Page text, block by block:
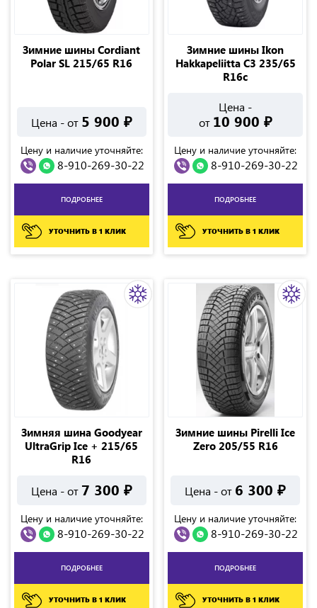
Зимние шины Cordiant
Polar SL 215/65 R16
Цена - от 5 900 ₽
Цену и наличие уточняйте:
8-910-269-30-22
ПОДРОБНЕЕ
УТОЧНИТЬ В 1 КЛИК
Зимние шины Ikon
Hakkapeliitta C3 235/65
R16с
Цена -
от 10 900 ₽
Цену и наличие уточняйте:
8-910-269-30-22
ПОДРОБНЕЕ
УТОЧНИТЬ В 1 КЛИК
Зимняя шина Goodyear
UltraGrip Ice + 215/65
R16
Цена - от 7 300 ₽
Цену и наличие уточняйте:
8-910-269-30-22
ПОДРОБНЕЕ
УТОЧНИТЬ В 1 КЛИК
Зимние шины Pirelli Ice
Zero 205/55 R16
Цена - от 6 300 ₽
Цену и наличие уточняйте:
8-910-269-30-22
ПОДРОБНЕЕ
УТОЧНИТЬ В 1 КЛИК